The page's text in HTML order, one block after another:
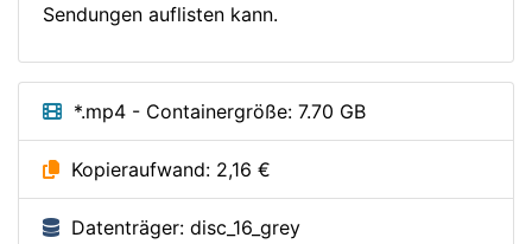
Sendungen auflisten kann.
*.mp4 - Containergröße: 7.70 GB
Kopieraufwand: 2,16 €
Datenträger: disc_16_grey